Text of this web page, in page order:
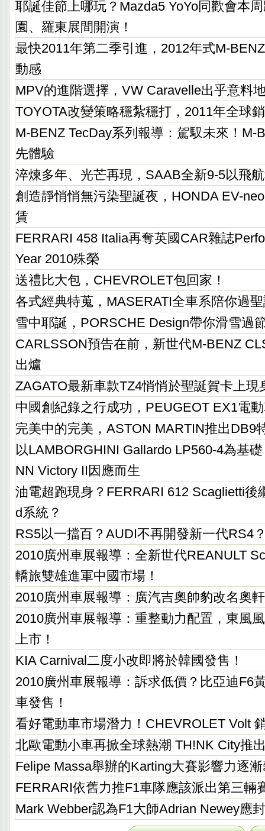
耶誕佳節上哪玩？Mazda5 YoYo同歡會本
園、羅東展間開演！
最快2011年第二季引進，2012年式M-
動感
MPV的進階選擇，VW Caravelle出乎意料
TOYOTA改變策略穩紮穩打，2011年全球
M-BENZ TecDay系列報導：駕馭未來！M-
先體驗
淬煉多年、光芒再現，SAAB全新9-5以飛
創造靜悄悄無污染聖誕夜，HONDA EV-
賃
FERRARI 458 Italia再奪英國CAR雜誌
Year 2010殊榮
送禮比大包，CHEVROLET包回家！
各式經典特蒐，MASERATI全車系陪你過
雪中耶誕，PORSCHE Design帶你滑雪過
CARLSSON預告在前，新世代M-BENZ
出爐
ZAGATO最新車款TZ4悄悄於聖誕賀卡上現
中國創紀錄之行成功，PEUGEOT EX1電
完美中的完美，ASTON MARTIN推出DB9
以LAMBORGHINI Gallardo LP560-4為基
NN Victory II因應而生
油電超跑現身？FERRARI 612 Scaglietti後
d系統？
RS5以一擋百？AUDI不再開發新一代RS4
2010廣州車展報導：全新世代REANULT
轎旅雙雄進軍中國市場！
2010廣州車展報導：廣汽吉奧帥豹改名奧
2010廣州車展報導：重整動力配置，東風
上市！
KIA Carnival二度小改即將於韓國發售！
2010廣州車展報導：訴求低價？比亞迪F6
車發售！
看好電動車市場潛力！CHEVROLET Volt
北歐電動小車再掀全球熱潮 TH!NK City推
Felipe Massa舉辦的Karting大賽影響力逐
FERRARI依舊力推F1車隊應該派出第三輛
Mark Webber認為F1大師Adrian Newey應